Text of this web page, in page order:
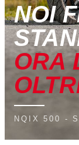
NOI
ORA
NQIX 500 -